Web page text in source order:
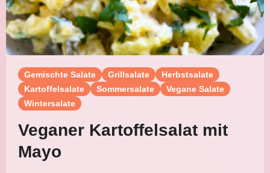
Gemischte Salate Grillsalate
Herbstsalate
Kartoffelsalate
Sommersalate
Vegane Salate
Wintersalate
Veganer Kartoffelsalat mit
Mayo